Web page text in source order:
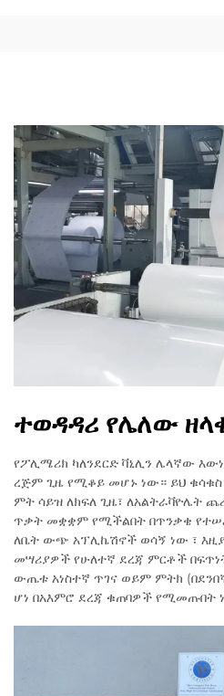
ተወዳዳሪ የሌለው
የፖሊሜሪክ ካለንደርድ ቫኒሊን ሌላኛው
ረጅም ጊዜ የሚቆይ መሆኑ ነው። ይህ
ምት ሳይዝ ለክፍለ ጊዜ፣ ለአልትራቫዮሌት
ጥቃት መቋቋም የሚችልበት በጥንቃቄ
ለቤት ውጭ አፕሊኬሽኖች ወሳኝ ነው ፣
መሣሪያዎች የሁለተኛ ደረጃ ምርቶች
ውጤቱ አነስተኛ ጥገና ወይም ምትክ
ሆነ በአእምሮ ደረጃ ቁጠባዎች የሚመጡበት